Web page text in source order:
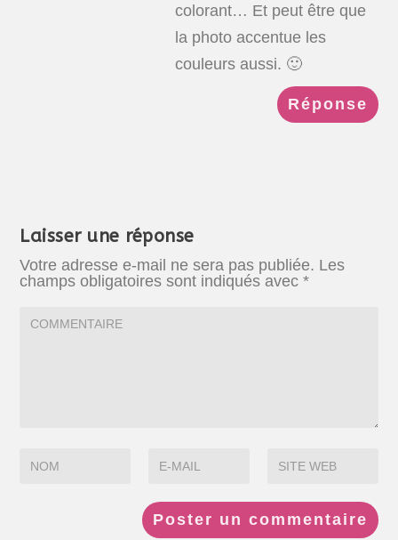
colorant… Et peut être que
la photo accentue les
couleurs aussi. 🙂
Réponse
Laisser une réponse
Votre adresse e-mail ne sera pas publiée. Les
champs obligatoires sont indiqués avec*